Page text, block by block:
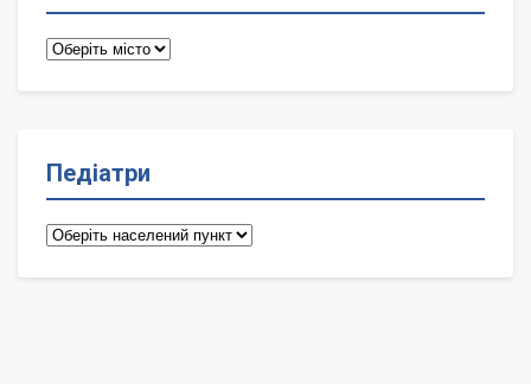
Терапевти
Педіатри
Педіатри